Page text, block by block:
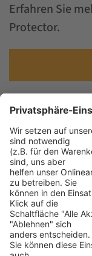
Erfahren Sie
Protector.
Endpoint
Fordern Sie
Endpoint
an.